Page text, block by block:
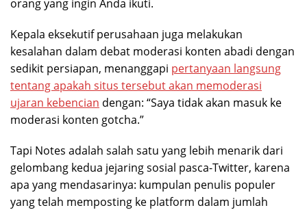
orang yang ingin Anda ikuti.
Kepala eksekutif perusahaan juga melakukan
kesalahan dalam debat moderasi konten abadi dengan
sedikit persiapan, menanggapi pertanyaan langsung
tentang apakah situs tersebut akan memoderasi
ujaran kebencian dengan: “Saya tidak akan masuk ke
moderasi konten gotcha.”
Tapi Notes adalah salah satu yang lebih menarik dari
gelombang kedua jejaring sosial pasca-Twitter, karena
apa yang mendasarinya: kumpulan penulis populer
yang telah memposting ke platform dalam jumlah